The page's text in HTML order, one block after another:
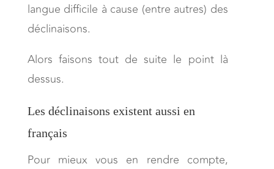
langue difficile à cause (entre autres) des
déclinaisons.
Alors faisons tout de suite le point là
dessus.
Les déclinaisons existent aussi en
français
Pour mieux vous en rendre compte,